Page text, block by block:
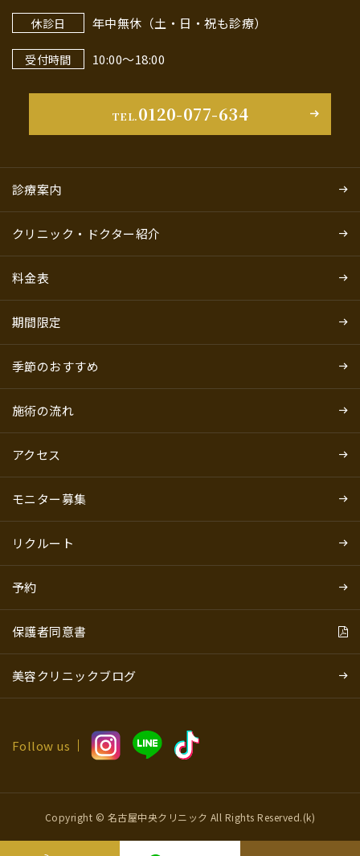
休診日 年中無休（土・日・祝も診療）
受付時間 10:00～18:00
TEL.0120-077-634
診療案内
クリニック・ドクター紹介
料金表
期間限定
季節のおすすめ
施術の流れ
アクセス
モニター募集
リクルート
予約
保護者同意書
美容クリニックブログ
Follow us
Copyright © 名古屋中央クリニック All Rights Reserved.(k)